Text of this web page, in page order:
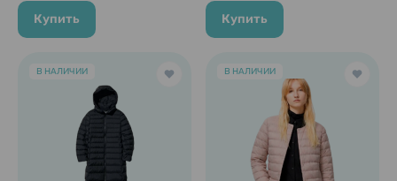
Купить Купить
В НАЛИЧИИ В НАЛИЧИИ